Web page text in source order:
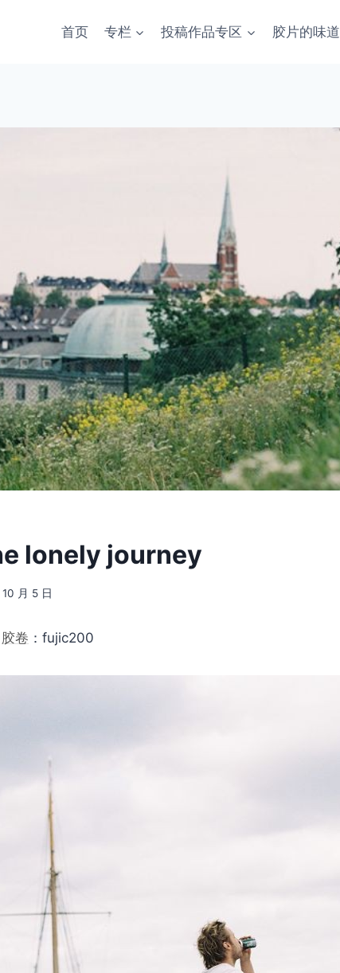
首页 专栏 投稿作品专区 胶片的味道
lonely journey
月 5 日
胶卷 ：fujic200